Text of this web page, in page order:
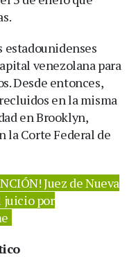
estadounidenses
venezolana para
Desde entonces,
en la misma
en Brooklyn,
la Corte Federal de
Juez de Nueva
juicio por